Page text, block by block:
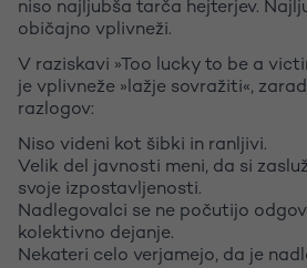
niso najljubša tarča hejterjev.
običajno vplivneži.
V raziskavi »Too lucky to be a
je vplivneže »lažje sovražiti«,
razlogov:
Niso videni kot šibki in ranljivi.
Velik del javnosti meni, da si
svoje izpostavljenosti.
Nadlegovalci se ne počutijo
kolektivno dejanje.
Nekateri celo verjamejo, da je